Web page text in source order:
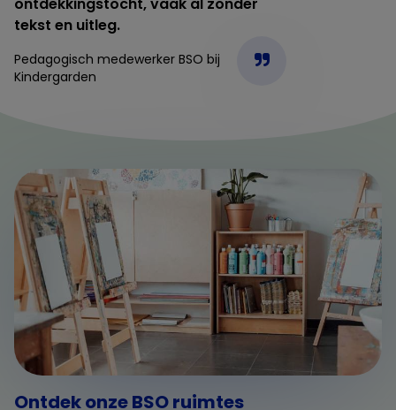
tekst en uitleg.
Pedagogisch medewerker BSO bij
Kindergarden
Ontdek onze BSO ruimtes